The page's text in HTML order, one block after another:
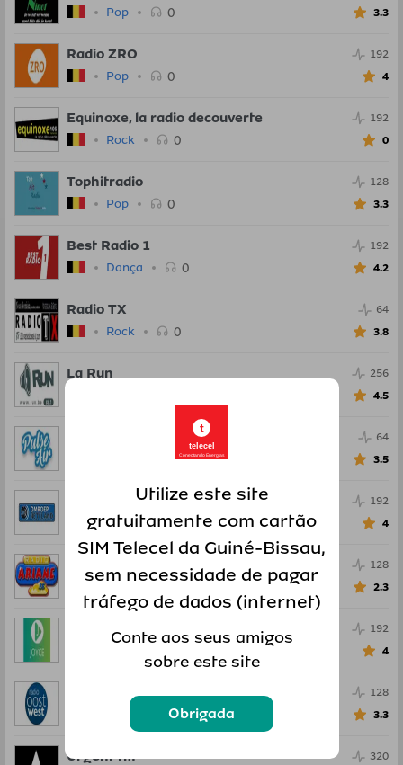
Pop 0
3.3
Radio ZRO
Pop 0
192
4
Equinoxe, la radio decouverte
Rock 0
192
0
Tophitradio
Pop 0
128
3.3
Best Radio 1
Dança 0
192
4.2
Radio TX
Rock 0
64
3.8
La Run
256
4.5
0
64
3.5
Omroep Neteland
Rock 0
192
4
128
2.3
Radio Joyce
192
4
Radio Oost West
0
128
3.3
Urgent fm
320
t
telecel
Conectando Energias
Utilize este site
gratuitamente com cartão
SIM Telecel da Guiné-Bissau,
sem necessidade de pagar
tráfego de dados (internet)
Conte aos seus amigos
sobre este site
Obrigada